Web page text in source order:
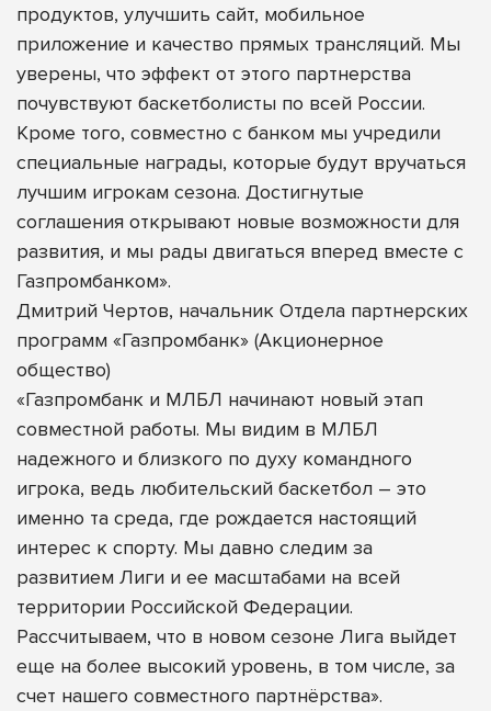
продуктов, улучшить сайт, мобильное
приложение и качество прямых трансляций. Мы
уверены, что эффект от этого партнерства
почувствуют баскетболисты по всей России.
Кроме того, совместно с банком мы учредили
специальные награды, которые будут вручаться
лучшим игрокам сезона. Достигнутые
соглашения открывают новые возможности для
развития, и мы рады двигаться вперед вместе с
Газпромбанком».
Дмитрий Чертов, начальник Отдела партнерских
программ «Газпромбанк» (Акционерное
общество)
«Газпромбанк и МЛБЛ начинают новый этап
совместной работы. Мы видим в МЛБЛ
надежного и близкого по духу командного
игрока, ведь любительский баскетбол – это
именно та среда, где рождается настоящий
интерес к спорту. Мы давно следим за
развитием Лиги и ее масштабами на всей
территории Российской Федерации.
Рассчитываем, что в новом сезоне Лига выйдет
еще на более высокий уровень, в том числе, за
счет нашего совместного партнёрства».